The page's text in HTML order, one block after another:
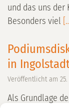
und das uns der
Besonders viel
in
Veröffentlicht am
Als Grundlage